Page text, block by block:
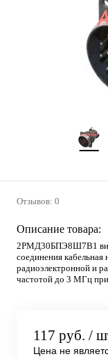
Отзывов: 0
Описание товара:
2РМД30БПЭ8Ш7В1
соединения кабельная
радиоэлектронной и
частотой до 3 МГц
117 руб. /
Цена не